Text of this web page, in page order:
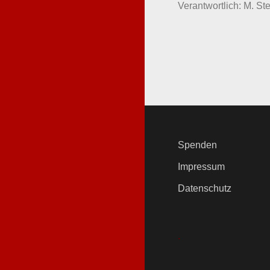
Verantwortlich: M.
Spenden
Impressum
Datenschutz
.